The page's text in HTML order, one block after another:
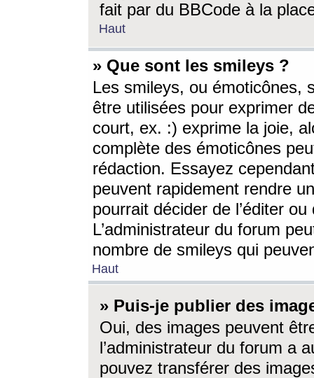
fait par du BBCode à la
Haut
» Que sont les smileys ?
Les smileys, ou émoticônes,
être utilisées pour exprimer
court, ex. :) exprime la joie,
complète des émoticônes
rédaction. Essayez
peuvent rapidement rendre
pourrait décider de l’éditer
L’administrateur du forum
nombre de smileys qui
Haut
» Puis-je publier des
Oui, des images peuvent
l’administrateur du forum a
pouvez transférer des